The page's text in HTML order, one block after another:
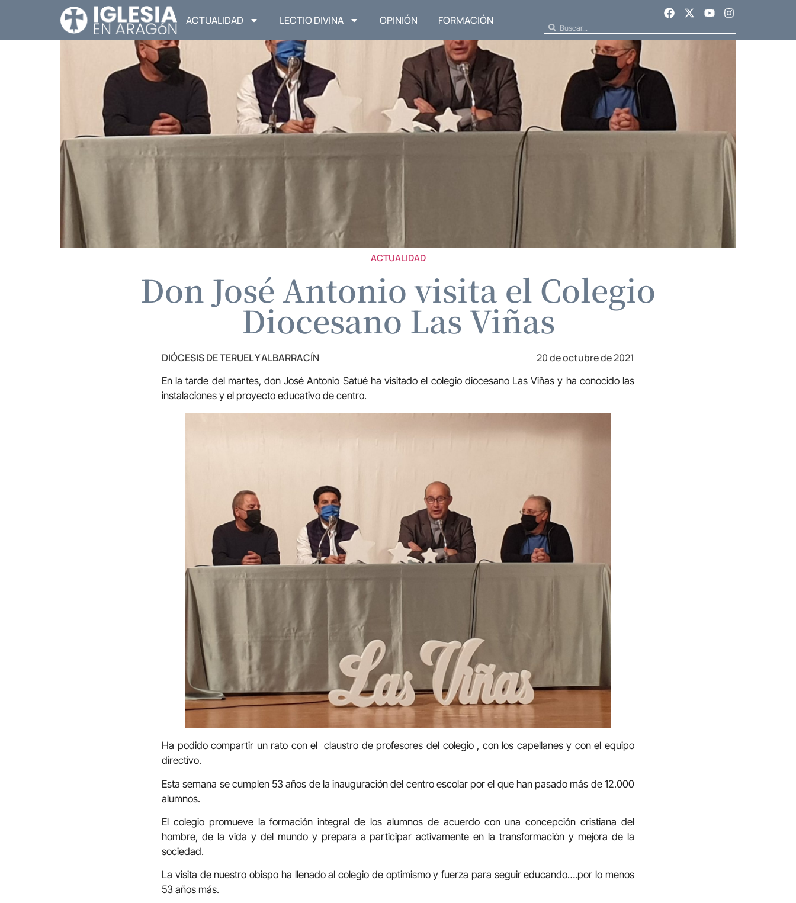
ACTUALIDAD LECTIO DIVINA OPINIÓN FORMACIÓN
ACTUALIDAD
Don José Antonio visita el Colegio
Diocesano Las Viñas
DIÓCESIS DE TERUEL Y ALBARRACÍN 20 de octubre de 2021
En la tarde del martes, don José Antonio Satué ha visitado el colegio diocesano Las Viñas y ha conocido las
instalaciones y el proyecto educativo de centro.
Ha podido compartir un rato con el claustro de profesores del colegio , con los capellanes y con el equipo
directivo.
Esta semana se cumplen 53 años de la inauguración del centro escolar por el que han pasado más de 12.000
alumnos.
El colegio promueve la formación integral de los alumnos de acuerdo con una concepción cristiana del
hombre, de la vida y del mundo y prepara a participar activamente en la transformación y mejora de la
sociedad.
La visita de nuestro obispo ha llenado al colegio de optimismo y fuerza para seguir educando….por lo menos
53 años más.